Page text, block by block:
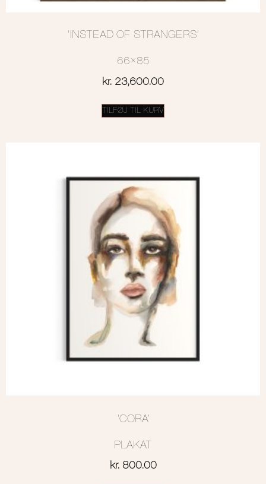
‘INSTEAD OF STRANGERS’
66×85
kr. 23,600.00
TILFØJ TIL KURV
‘CORA’
PLAKAT
kr.800.00